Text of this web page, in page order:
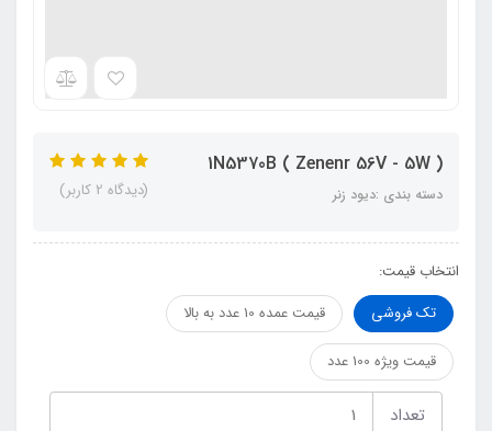
1N5370B ( Zenenr 56V - 5W )
دسته بندی :دیود زنر (دیدگاه 2 کاربر)
انتخاب قیمت:
تک فروشی
قیمت عمده 10 عدد به بالا
قیمت ویژه 100 عدد
تعداد